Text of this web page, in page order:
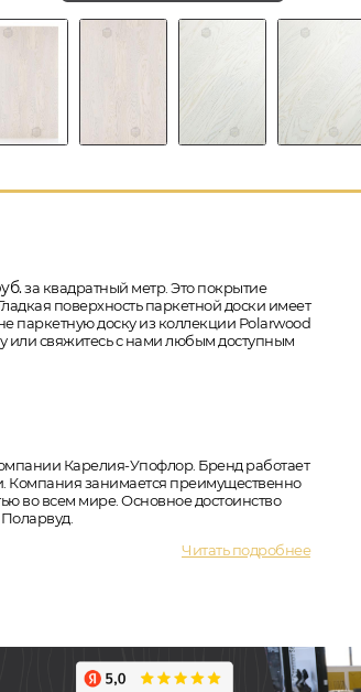
за квадратный метр. Это покрытие
поверхность паркетной доски имеет
паркетную доску из коллекции Polarwood
или свяжитесь с нами любым доступным
Карелия-Упофлор. Бренд работает
Компания занимается преимущественно
во всем мире. Основное достоинство
Читать подробнее